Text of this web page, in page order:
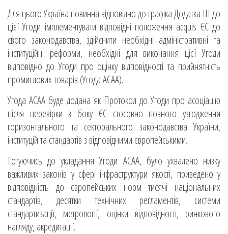
Для цього Україна повинна відповідно до графіка Додатка III до
цієї Угоди імплементувати відповідні положення acquis ЄС до
свого законодавства, здійснити необхідні адміністративні та
інституційні реформи, необхідні для виконання цієї Угоди
відповідно до Угоди про оцінку відповідності та прийнятність
промислових товарів (Угода АСАА).
Угода АСАА буде додана як Протокол до Угоди про асоціацію
після перевірки з боку ЄС стосовно повного узгодження
горизонтального та секторального законодавства України,
інституцій та стандартів з відповідними європейськими.
Готуючись до укладання Угоди АСАА, було ухвалено низку
важливих законів у сфері інфраструктури якості, приведено у
відповідність до європейських норм тисячі національних
стандартів, десятки технічних регламентів, системи
стандартизації, метрології, оцінки відповідності, ринкового
нагляду, акредитації.